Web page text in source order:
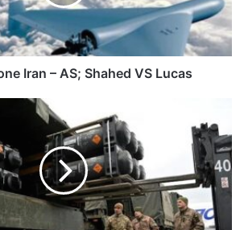
Iran – AS; Shahed VS Lucas